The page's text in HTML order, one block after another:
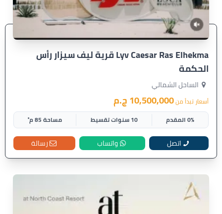
Lyv Caesar Ras Elhekma قرية ليف سيزار رأس
الحكمة
الساحل الشمالي
أسعار تبدأ من10,500,000 ج.م
0% المقدم 10 سنوات تقسيط مساحة 85 م²
اتصل واتساب رسالة